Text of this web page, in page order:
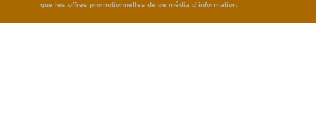
que les offres promotionnelles de ce média d’information.